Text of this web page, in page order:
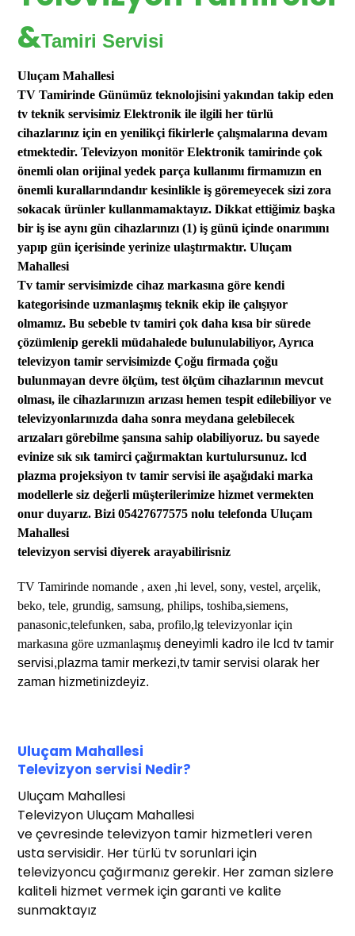
&Tamiri Servisi
Uluçam Mahallesi
TV Tamirinde Günümüz teknolojisini yakından takip eden
tv teknik servisimiz Elektronik ile ilgili her türlü
cihazlarınız içinen yenilikçi fikirlerle çalışmalarınadevam
etmektedir.Televizyon monitörElektronik tamirinde çok
önemli olan orijinal yedek parça kullanımı firmamızın en
önemli kurallarındandır kesinlikle iş göremeyecek sizi zora
sokacak ürünler kullanmamaktayız.Dikkat ettiğimiz başka
bir iş ise aynı gün cihazlarınızı (1) iş günü içinde onarımını
yapıpgün içerisinde yerinizeulaştırmaktır. Uluçam
Mahallesi
Tv tamir servisimizde cihaz markasına göre kendi
kategorisinde uzmanlaşmış teknikekip ile çalışıyor
olmamız. Busebebletv tamiri çok daha kısa bir sürede
çözümlenip gerekli müdahalede bulunulabiliyor, Ayrıca
televizyon tamir servisimizdeÇoğu firmada çoğu
bulunmayan devre ölçüm, test ölçüm cihazlarının mevcut
olması,ilecihazlarınızın arızası hemen tespit edilebiliyor ve
televizyonlarınızda daha sonra meydana gelebilecek
arızaları görebilme şansına sahip olabiliyoruz.bu sayede
evinize sık sık tamirci çağırmaktan kurtulursunuz. lcd
plazma projeksiyon tv tamir servisiile aşağıdaki marka
modellerle siz değerli müşterilerimize hizmet vermekten
onur duyarız. Bizi 05427677575 nolu telefonda Uluçam
Mahallesi
televizyon servisi diyerek arayabilirisniz
TV Tamirindenomande , axen ,hi level,sony, vestel, arçelik,
beko,tele, grundig, samsung, philips, toshiba,siemens,
panasonic,telefunken, saba, profilo,lg televizyonlar için
markasına göre uzmanlaşmış deneyimli kadro ile lcd tv tamir
servisi,plazma tamir merkezi,tv tamir servisi olarak her
zaman hizmetinizdeyiz.
Uluçam Mahallesi
Televizyon servisi Nedir?
Uluçam Mahallesi
Televizyon Uluçam Mahallesi
ve çevresinde televizyon tamir hizmetleri veren
usta servisidir. Her türlü tv sorunlari için
televizyoncu çağırmanız gerekir. Her zaman sizlere
kaliteli hizmet vermek için garanti ve kalite
sunmaktayız